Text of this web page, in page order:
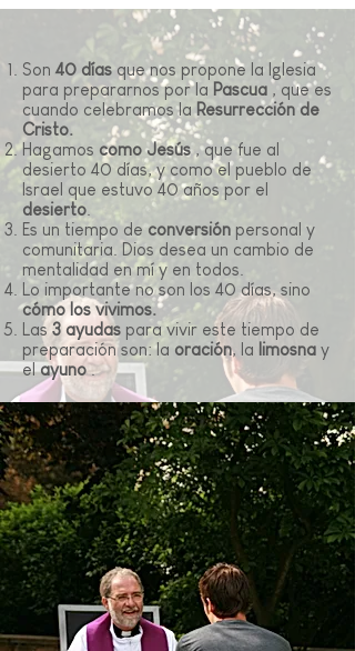
Son 40 días que nos propone la Iglesia
para prepararnos por la Pascua , que es
cuando celebramos laResurrección de
Cristo.
Hagamos como Jesús , que fue al
desierto 40 días, y como el pueblo de
Israel que estuvo 40 años por el
desierto
Es un tiempo deconversión personal y
comunitaria. Dios desea un cambio de
mentalidad en mí y en todos.
Lo importante no son los 40 días, sino
cómo los vivimos.
Las 3 ayudas para vivir este tiempo de
preparación son: la oración, la limosna y
elayuno.